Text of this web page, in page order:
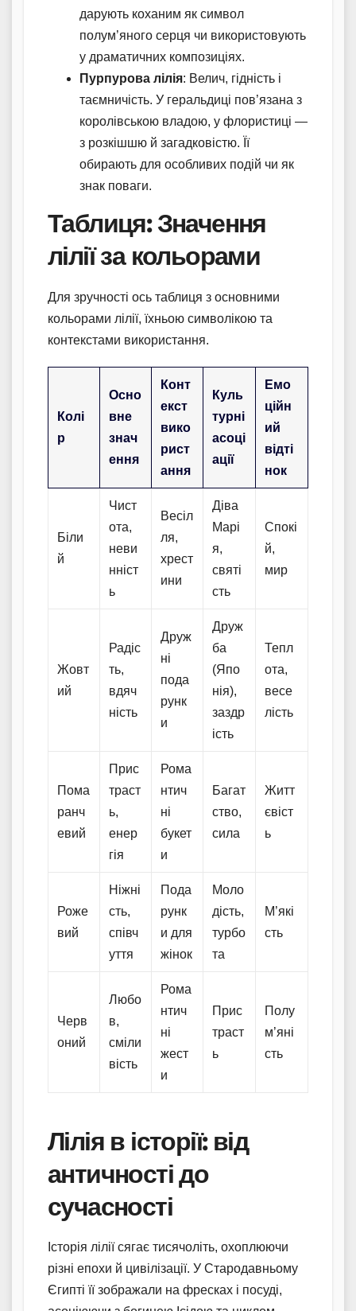
дарують коханим як символ
полум’яного серця чи використовують
у драматичних композиціях.
Пурпурова лілія: Велич, гідність і
таємничість. У геральдиці пов’язана з
королівською владою, у флористиці —
з розкішшю й загадковістю. Її
обирають для особливих подій чи як
знак поваги.
Таблиця: Значення
лілії за кольорами
Для зручності ось таблиця з основними
кольорами лілії, їхньою символікою та
контекстами використання.
Колі
р
Осно
вне
знач
ення
Конт
екст
вико
рист
ання
Куль
турні
асоці
ації
Емо
ційн
ий
відті
нок
Біли
й
Чист
ота,
неви
нніст
ь
Весіл
ля,
хрест
ини
Діва
Марі
я,
святі
сть
Спокі
й,
мир
Жовт
ий
Радіс
ть,
вдяч
ність
Друж
ні
пода
рунк
и
Друж
ба
(Япо
нія),
заздр
ість
Тепл
ота,
весе
лість
Пома
ранч
евий
Прис
траст
ь,
енер
гія
Рома
нтич
ні
букет
и
Багат
ство,
сила
Житт
євіст
ь
Роже
вий
Ніжні
сть,
співч
уття
Пода
рунк
и для
жінок
Моло
дість,
турбо
та
М’які
сть
Черв
оний
Любо
в,
сміли
вість
Рома
нтич
ні
жест
и
Прис
траст
ь
Полу
м’яні
сть
Лілія в історії: від
античності до
сучасності
Історія лілії сягає тисячоліть, охоплюючи
різні епохи й цивілізації. У Стародавньому
Єгипті її зображали на фресках і посуді,